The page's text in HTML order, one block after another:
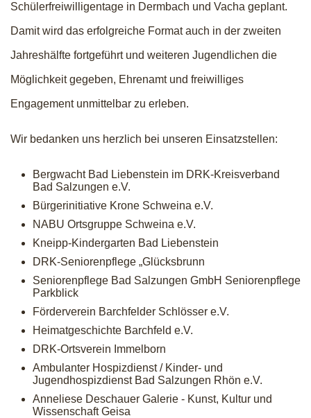
Schülerfreiwilligentage in Dermbach und Vacha geplant.
Damit wird das erfolgreiche Format auch in der zweiten
Jahreshälfte fortgeführt und weiteren Jugendlichen die
Möglichkeit gegeben, Ehrenamt und freiwilliges
Engagement unmittelbar zu erleben.
Wir bedanken uns herzlich bei unseren Einsatzstellen:
Bergwacht Bad Liebenstein im DRK-Kreisverband
Bad Salzungen e.V.
Bürgerinitiative Krone Schweina e.V.
NABU Ortsgruppe Schweina e.V.
Kneipp-Kindergarten Bad Liebenstein
DRK-Seniorenpflege „Glücksbrunn
Seniorenpflege Bad Salzungen GmbH Seniorenpflege
Parkblick
Förderverein Barchfelder Schlösser e.V.
Heimatgeschichte Barchfeld e.V.
DRK-Ortsverein Immelborn
Ambulanter Hospizdienst / Kinder- und
Jugendhospizdienst Bad Salzungen Rhön e.V.
Anneliese Deschauer Galerie - Kunst, Kultur und
Wissenschaft Geisa